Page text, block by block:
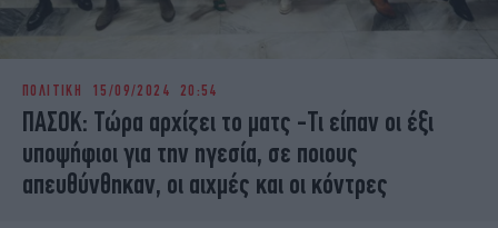
ΠΟΛΙΤΙΚΗ 15/09/2024 20:54
ΠΑΣΟΚ: Τώρα αρχίζει το ματς -Τι είπαν οι έξι
υποψήφιοι για την ηγεσία, σε ποιους
απευθύνθηκαν, οι αιχμές και οι κόντρες